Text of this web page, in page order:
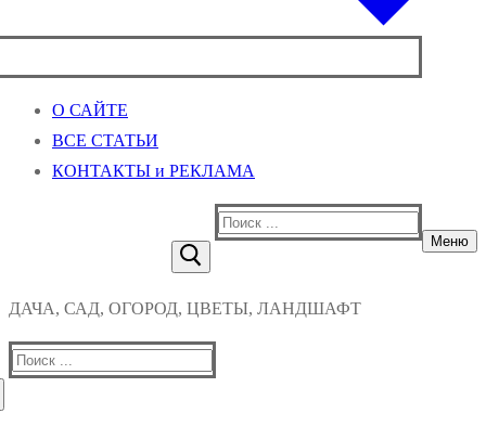
О САЙТЕ
ВСЕ СТАТЬИ
КОНТАКТЫ и РЕКЛАМА
Найти:
Меню
ДАЧА, САД, ОГОРОД, ЦВЕТЫ, ЛАНДШАФТ
Найти: